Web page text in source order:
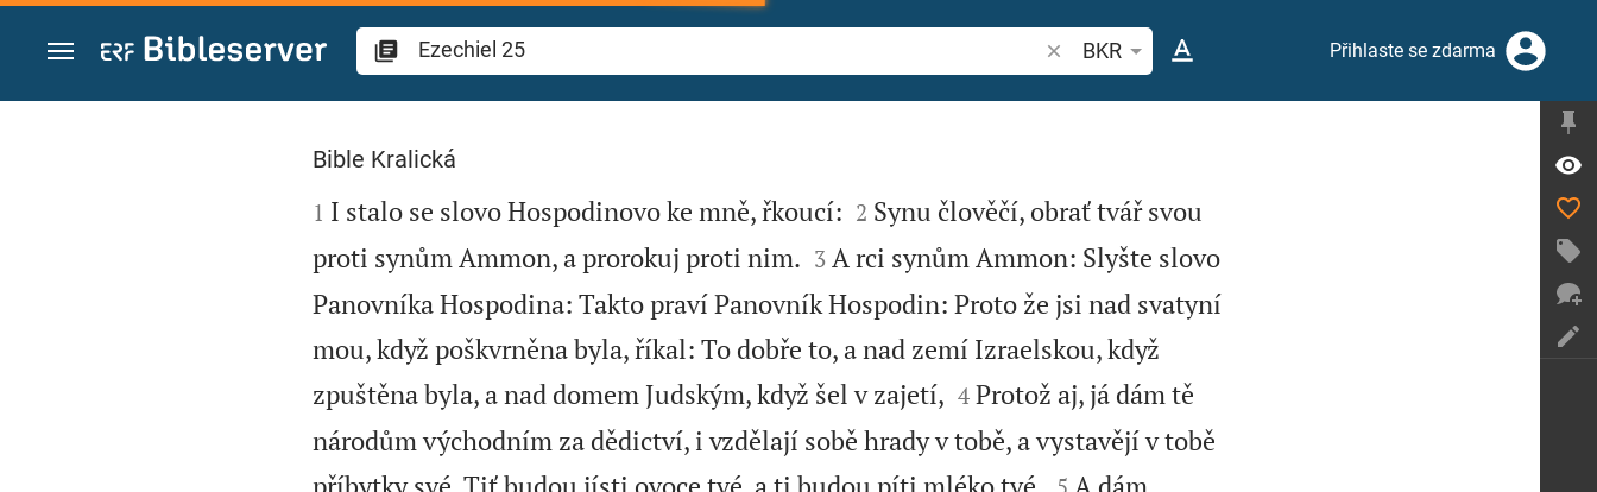
Přejít na obsah
Vyhledat biblický verš nebo slovo
BKR Přihlaste se zdarma
Ezechiel 25
Bible Kralická

1 I stalo se slovo Hospodinovo ke mně, řkoucí:
2 Synu člověčí, obrať tvář svou
proti synům Ammon, a prorokuj proti nim.
3 A rci synům Ammon: Slyšte slovo
Panovníka Hospodina: Takto praví Panovník Hospodin: Proto že jsi nad svatyní
mou, když poškvrněna byla, říkal: To dobře to, a nad zemí Izraelskou, když
zpuštěna byla, a nad domem Judským, když šel v zajetí,
4 Protož aj, já dám tě
národům východním za dědictví, i vzdělají sobě hrady v tobě, a vystavějí v tobě
